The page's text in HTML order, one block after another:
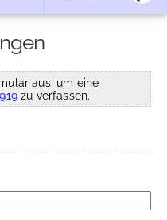
aus, um eine
zu verfassen.